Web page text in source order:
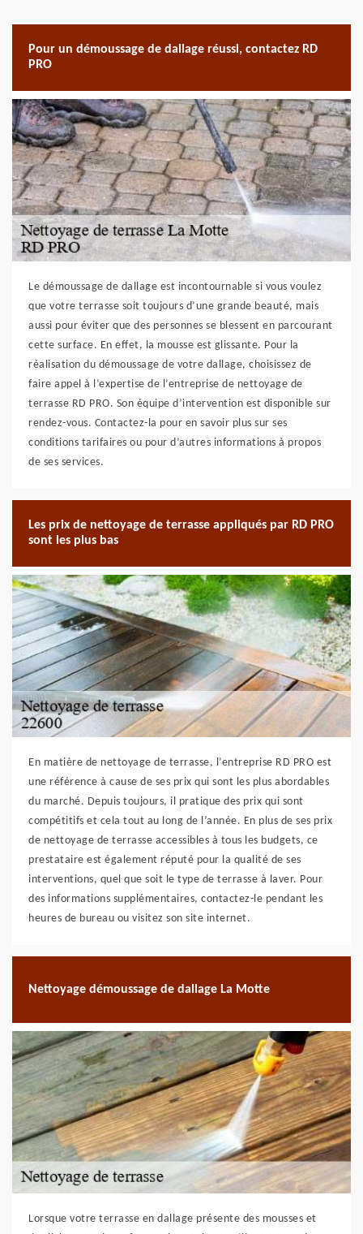
Pour un démoussage de dallage réussi, contactez RD
PRO
Le démoussage de dallage est incontournable si vous voulez
que votre terrasse soit toujours d’une grande beauté, mais
aussi pour éviter que des personnes se blessent en parcourant
cette surface. En effet, la mousse est glissante. Pour la
réalisation du démoussage de votre dallage, choisissez de
faire appel à l’expertise de l’entreprise de nettoyage de
terrasse RD PRO. Son équipe d’intervention est disponible sur
rendez-vous. Contactez-la pour en savoir plus sur ses
conditions tarifaires ou pour d’autres informations à propos
de ses services.
Les prix de nettoyage de terrasse appliqués par RD PRO
sont les plus bas
En matière de nettoyage de terrasse, l’entreprise RD PRO est
une référence à cause de ses prix qui sont les plus abordables
du marché. Depuis toujours, il pratique des prix qui sont
compétitifs et cela tout au long de l’année. En plus de ses prix
de nettoyage de terrasse accessibles à tous les budgets, ce
prestataire est également réputé pour la qualité de ses
interventions, quel que soit le type de terrasse à laver. Pour
des informations supplémentaires, contactez-le pendant les
heures de bureau ou visitez son site internet.
Nettoyage démoussage de dallage La Motte
Lorsque votre terrasse en dallage présente des mousses et